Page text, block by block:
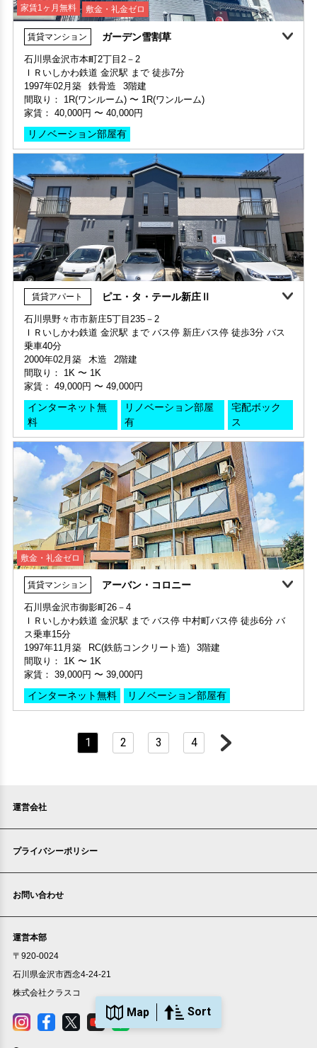
家賃 37,000円・共益費 5,000円
階数 5階
間取り 1R(ワンルーム)・専有面積 22㎡
敷金 - ・礼金 -
保証人不要・代行 インターネット無料
家賃 47,000円・共益費 4,000円
階数 1階
間取り 1K・専有面積 22.8㎡
保証人不要・代行 インターネット無料
家賃1ヶ月無料 敷金・礼金ゼロ 360°案内 動画案内
部屋号数 310号室
家賃 48,000円・共益費 4,000円
階数 3階
間取り 1K・専有面積 22.8㎡
敷金 - ・礼金 -
保証人不要・代行
1997年02月築
鉄骨造
3階建
間取り：1R(ワンルーム) 〜 1R(ワンルーム)
家賃：40,000円 〜 40,000円
リノベーション部屋有
家賃1ヶ月無料 敷金・礼金ゼロ 360°案内 動画案内
部屋号数 101号室 申込済
家賃 40,000円・共益費 3,000円
階数 1階
間取り 1R(ワンルーム)・専有面積 25.33㎡
敷金 - ・礼金 -
保証人不要・代行 リノベーション リフォーム
賃貸アパート ピエ・タ・テール新庄Ⅱ
石川県野々市市新庄5丁目235－2
ＩＲいしかわ鉄道 金沢駅 まで バス停 新庄バス停 徒歩3分 バス
乗車40分
2000年02月築
木造
2階建
間取り：1K 〜
家賃：49,000円
インターネット無
料
リノベーション部屋
宅配ボック
360°案内
部屋号数 102号室
家賃 49,000円・共益費 3,000円
階数 1階
間取り 1K・専有面積 32.4㎡
保証人不要・代行 インターネット無料 リノベーション リフォーム
敷金・礼金ゼロ
賃貸マンション アーバン・コロニー
石川県金沢市御影町26－4
ＩＲいしかわ鉄道 金沢駅 まで バス停 中村町バス停 徒歩6分 バ
ス乗車15分
1997年11月築
RC(鉄筋コンクリート造)
3階建
間取り：1K 〜
家賃：39,000円
インターネット無料 リノベーション部屋有
家賃 39,000円・共益費 4,000円
階数 3階
敷金 - ・礼金 -
保証人不要・代行
1
運営本部
〒920-0024
石川県金沢市西念4-24-21
crasco